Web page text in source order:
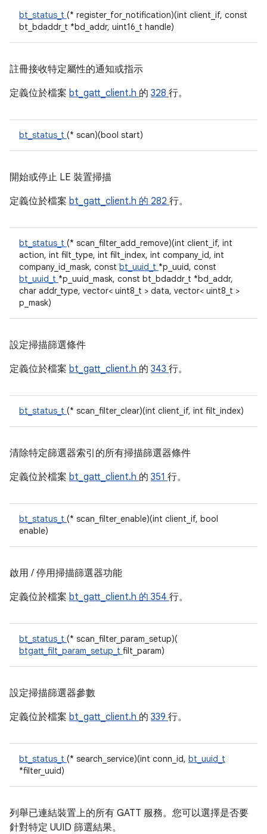
bt_status_t (* register_for_notification)(int client_if, const
bt_bdaddr_t *bd_addr, uint16_t handle)
註冊接收特定屬性的通知或指示
定義位於檔案 bt_gatt_client.h 的 328 行。
bt_status_t (* scan)(bool start)
開始或停止 LE 裝置掃描
定義位於檔案 bt_gatt_client.h 的 282 行。
bt_status_t (* scan_filter_add_remove)(int client_if, int
action, int filt_type, int filt_index, int company_id, int
company_id_mask, const bt_uuid_t *p_uuid, const
bt_uuid_t *p_uuid_mask, const bt_bdaddr_t *bd_addr,
char addr_type, vector< uint8_t > data, vector< uint8_t >
p_mask)
設定掃描篩選條件
定義位於檔案 bt_gatt_client.h 的 343 行。
bt_status_t (* scan_filter_clear)(int client_if, int filt_index)
清除特定篩選器索引的所有掃描篩選器條件
定義位於檔案 bt_gatt_client.h 的 351 行。
bt_status_t (* scan_filter_enable)(int client_if, bool
enable)
啟用 / 停用掃描篩選器功能
定義位於檔案 bt_gatt_client.h 的 354 行。
bt_status_t (* scan_filter_param_setup)(
btgatt_filt_param_setup_t filt_param)
設定掃描篩選器參數
定義位於檔案 bt_gatt_client.h 的 339 行。
bt_status_t (* search_service)(int conn_id, bt_uuid_t
*filter_uuid)
列舉已連結裝置上的所有 GATT 服務。您可以選擇是否要
針對特定 UUID 篩選結果。